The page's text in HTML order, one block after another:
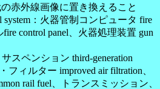
の赤外線画像に置き換えること
system：火器管制コンピュータ fire
control panel、火器処理装置 gun
スペンション third-generation
フィルター improved air filtration、
rail fuel、トランスミッション、